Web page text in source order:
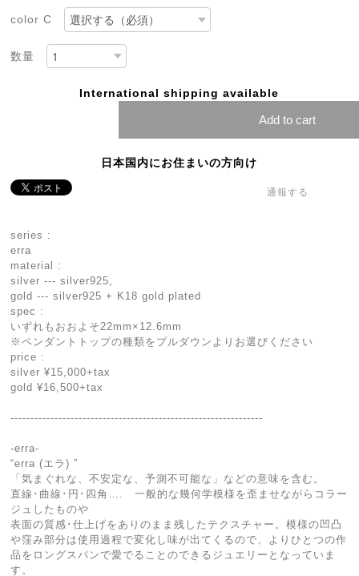
color C
数量
International shipping available
Add to cart
日本国内にお住まいの方向け
通報する
series :
erra
material :
silver --- silver925,
gold --- silver925 + K18 gold plated
spec :
いずれもおおよそ22mm×12.6mm
※ペンダントトップの種類をプルダウンよりお選びください
price :
silver ¥15,000+tax
gold ¥16,500+tax
---------------------------------------------------------------
-erra-
“erra (エラ) ”
「気まぐれな、不安定な、予測不可能な」などの意味を含む。
直線･曲線･円･四角…. 一般的な幾何学模様を歪ませながらコラー
ジュしたものや
表面の質感･仕上げをありのまま残したテクスチャー。模様の凹凸
や窪み部分は使用過程で変化し味が出てくるので、よりひとつの作
品をロングスパンで愛でることのできるジュエリーとなっていま
す。